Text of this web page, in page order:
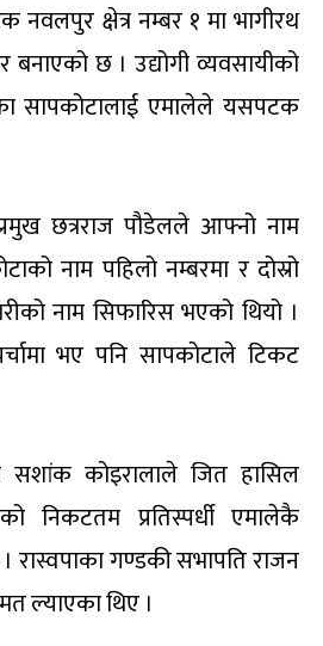
क्षेत्र नम्बर १ मा भागीरथ
बनाएको छ । उद्योगी व्यवसायीको
सापकोटालाई एमालेले यसपटक
छत्रराज पौडेलले आफ्नो नाम
नाम पहिलो नम्बरमा र दोस्रो
नाम सिफारिस भएको थियो ।
भए पनि सापकोटाले टिकट
सशांक कोइरालाले जित हासिल
निकटतम प्रतिस्पर्धी एमालेकै
रास्वपाका गण्डकी सभापति राजन
ल्याएका थिए ।